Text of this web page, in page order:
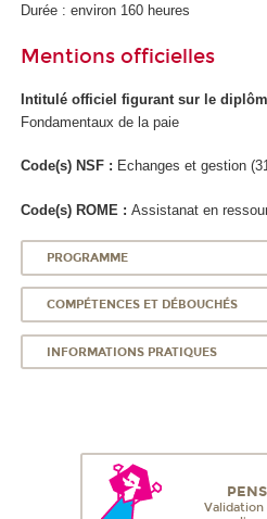
Durée : environ 160 heures
Mentions officielles
Intitulé officiel figurant sur le
Fondamentaux de la paie
Code(s) NSF : Echanges et gestion
Code(s) ROME : Assistanat en
PROGRAMME
COMPÉTENCES ET DÉBOUCHÉS
INFORMATIONS PRATIQUES
Validation